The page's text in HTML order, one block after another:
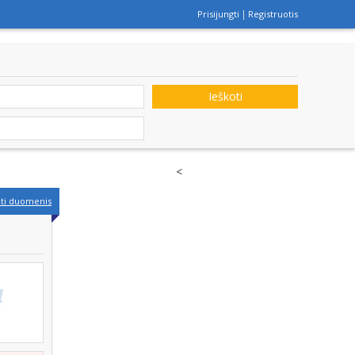
Prisijungti Registruotis
Ieškoti
duomenis
<